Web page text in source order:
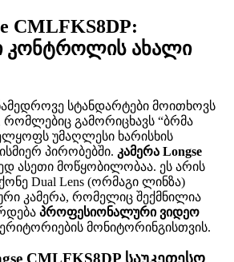
CMLFKS8DP:
კონტროლის ახალი
სტანდარტები მოითხოვს
რომლებიც გამორიცხავს “ბრმა
უმაღლესი ხარისხის
პირობებში. კამერა Longse
ასეთი მოწყობილობაა. ეს არის
Dual Lens (ორმაგი ლინზა)
კამერა, რომელიც შექმნილია
პროფესიონალური ვიდეო
მონიტორინგისთვის.
CMLFKS8DP საუკეთესო